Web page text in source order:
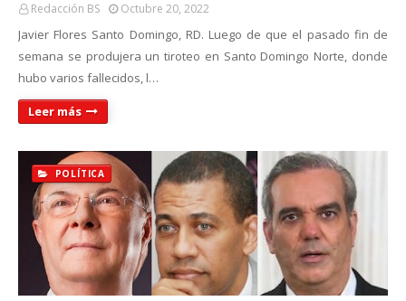
Redacción BS Octubre 20, 2022
Javier Flores Santo Domingo, RD. Luego de que el pasado fin de
semana se produjera un tiroteo en Santo Domingo Norte, donde
hubo varios fallecidos, l…
Leer más
POLÍTICA